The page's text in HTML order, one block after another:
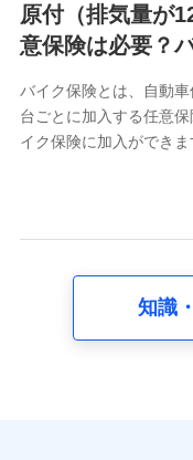
果情報、メールマガ
歴の情報及び保険の
送信履歴などの情報
当社又は株式会社
約に関する情報。例
名、住所、生年月日
方法、車のメーカー
株式会社NTTドコモ
原付（排気量が
意保険は必要？
バイク保険とは、自動
台ごとに加入する任意
イク保険に加入ができま
知識